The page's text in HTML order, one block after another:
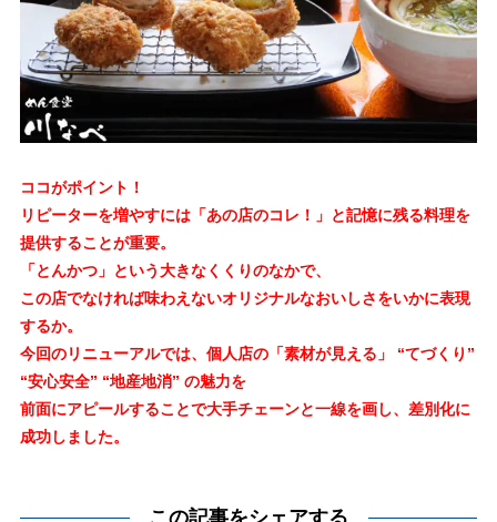
ココがポイント！
リピーターを増やすには「あの店のコレ！」と記憶に残る料理を
提供することが重要。
「とんかつ」という大きなくくりのなかで、
この店でなければ味わえないオリジナルなおいしさをいかに表現
するか。
今回のリニューアルでは、個人店の「素材が見える」 “てづくり”
“安心安全” “地産地消” の魅力を
前面にアピールすることで大手チェーンと一線を画し、差別化に
成功しました。